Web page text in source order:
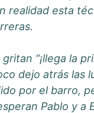
esta
“¡llega la
dejo atrás las
por el barro,
Pablo y